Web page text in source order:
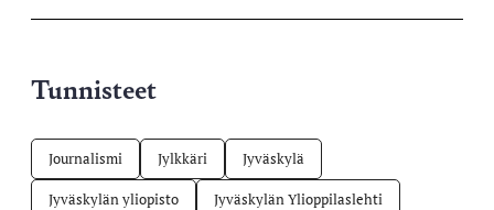
Tunnisteet
Journalismi Jylkkäri Jyväskylä
Jyväskylän yliopisto Jyväskylän Ylioppilaslehti